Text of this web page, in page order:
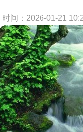
时间：2026-01-21